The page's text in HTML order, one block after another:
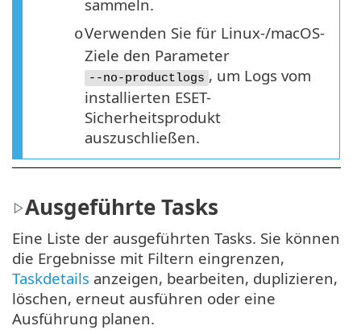
sammeln.
oVerwenden Sie für Linux-/macOS-
Ziele den Parameter
--no-productlogs , um Logs vom
installierten ESET-
Sicherheitsprodukt
auszuschließen.
Ausgeführte Tasks
Eine Liste der ausgeführten Tasks. Sie können
die Ergebnisse mit Filtern eingrenzen,
Taskdetails anzeigen, bearbeiten, duplizieren,
löschen, erneut ausführen oder eine
Ausführung planen.